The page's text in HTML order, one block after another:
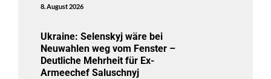
8. August 2026
Ukraine: Selenskyj wäre bei
Neuwahlen weg vom Fenster –
Deutliche Mehrheit für Ex-
Armeechef Saluschnyj